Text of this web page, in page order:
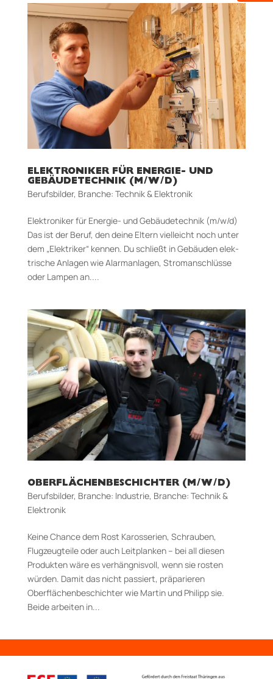
ELEKTRONIKER FÜR ENERGIE- UND
GEBÄUDETECHNIK (M/W/D)
Berufsbilder, Branche: Technik & Elektronik
Elektroniker für Energie- und Gebäudetechnik (m/w/d)
Das ist der Beruf, den deine Eltern viel­leicht noch unter
dem „Elektriker“ ken­nen. Du schließt in Ge­bäuden elek­
trische An­lagen wie Alarm­­an­la­gen, Strom­­an­schlüsse
oder Lampen an....
OBERFLÄCHENBESCHICHTER (M/W/D)
Berufsbilder, Branche: Industrie, Branche: Technik &
Elektronik
Keine Chance dem Rost Karosserien, Schrauben,
Flugzeugteile oder auch Leitplanken – bei all diesen
Produkten wäre es verhängnisvoll, wenn sie rosten
würden. Damit das nicht passiert, präparieren
Oberflächenbeschichter wie Martin und Philipp sie.
Beide arbeiten in...